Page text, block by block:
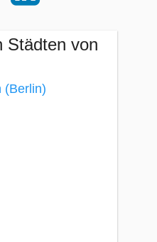
Städten von
(Berlin)